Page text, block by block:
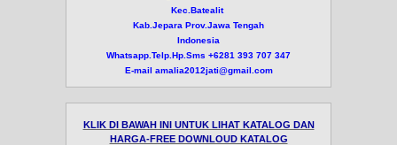
Kec.Batealit
Kab.Jepara Prov.Jawa Tengah
Indonesia
Whatsapp.Telp.Hp.Sms +6281 393 707 347
E-mail amalia2012jati@gmail.com
KLIK DI BAWAH INI UNTUK LIHAT KATALOG DAN
HARGA-FREE DOWNLOUD KATALOG